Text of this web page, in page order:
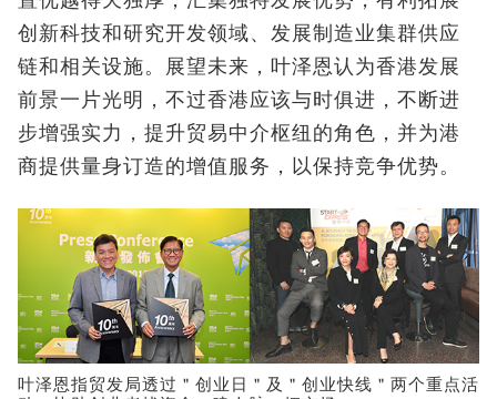
创新科技和研究开发领域、发展制造业集群供应
链和相关设施。展望未来，叶泽恩认为香港发展
前景一片光明，不过香港应该与时俱进，不断进
步增强实力，提升贸易中介枢纽的角色，并为港
商提供量身订造的增值服务，以保持竞争优势。
叶泽恩指贸发局透过＂创业日＂及＂创业快线＂两个重点活